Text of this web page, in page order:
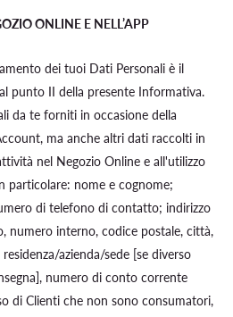
ONLINE E NELL’APP
dei tuoi Dati Personali è il
punto II della presente Informativa.
da te forniti in occasione della
ma anche altri dati raccolti in
nel Negozio Online e all'utilizzo
particolare: nome e cognome;
di telefono di contatto; indirizzo
numero interno, codice postale, città,
azienda/sede [se diverso
numero di conto corrente
di Clienti che non sono consumatori,